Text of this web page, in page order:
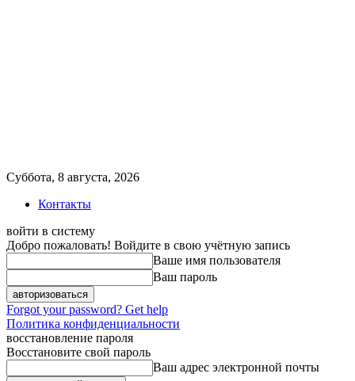
Суббота, 8 августа, 2026
Контакты
войти в систему
Добро пожаловать! Войдите в свою учётную запись
Ваше имя пользователя
Ваш пароль
Forgot your password? Get help
Политика конфиденциальности
восстановление пароля
Восстановите свой пароль
Ваш адрес электронной почты